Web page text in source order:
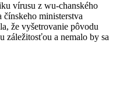
vírusu z wu-chanského
ministerstva
že vyšetrovanie pôvodu
záležitosťou a nemalo by sa